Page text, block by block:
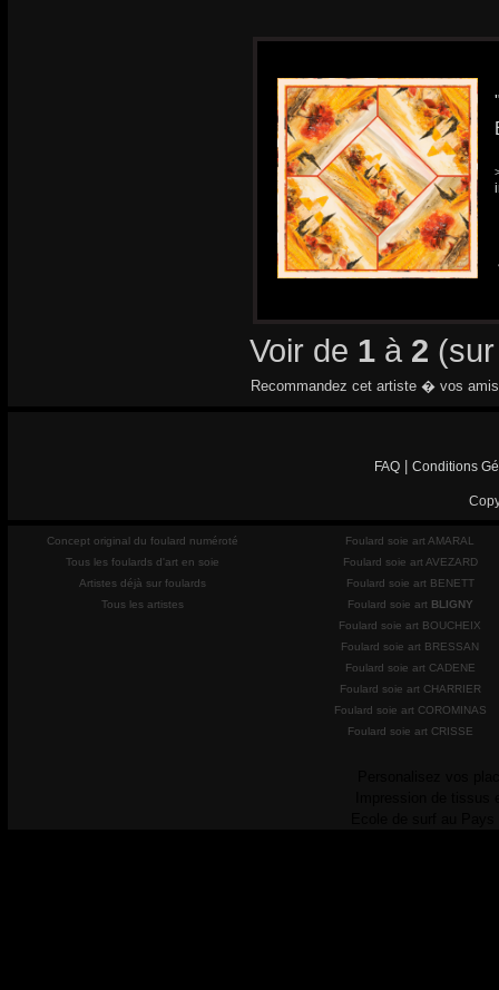
Voir de 1 à 2
Recommandez cet artiste � vos
FAQ Conditions
Concept original du foulard numéroté
Tous les foulards d'art en soie
Artistes déjà sur foulards
Tous les artistes
Foulard soie art AMARAL
Foulard soie art AVEZARD
Foulard soie art BENETT
Foulard soie art BLIGNY
Foulard soie art BOUCHEIX
Foulard soie art BRESSAN
Foulard soie art CADENE
Foulard soie art CHARRIER
Foulard soie art COROMINAS
Foulard soie art CRISSE